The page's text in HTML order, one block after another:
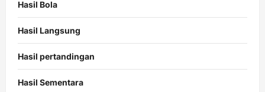
Hasil Bola
Hasil Langsung
Hasil pertandingan
Hasil Sementara